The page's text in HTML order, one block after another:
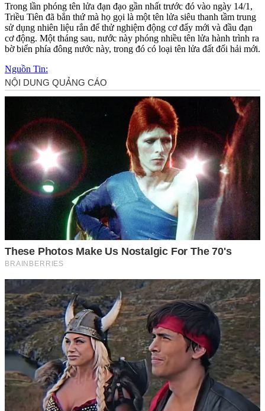
Trong lần phóng tên lửa đạn đạo gần nhất trước đó vào ngày 14/1,
Triều Tiên đã bắn thứ mà họ gọi là một tên lửa siêu thanh tầm trung
sử dụng nhiên liệu rắn để thử nghiệm động cơ đẩy mới và đầu đạn
cơ động. Một tháng sau, nước này phóng nhiều tên lửa hành trình ra
bờ biển phía đông nước này, trong đó có loại tên lửa đất đối hải mới.
Nguồn Tin: